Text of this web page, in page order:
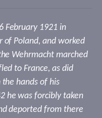
February 1921 in
of Poland, and worked
Wehrmacht marched
to France, as did
the hands of his
he was forcibly taken
deported from there